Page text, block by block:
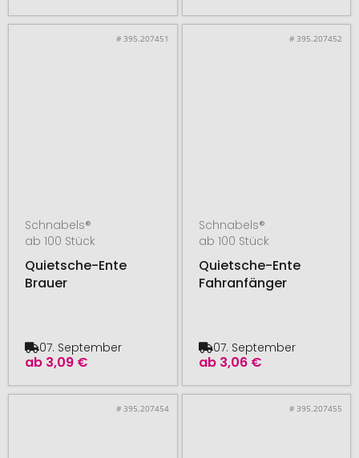
# 395.207451
Schnabels®
ab 100 Stück
Quietsche-Ente
Brauer
ab 3,09 €
07. September
# 395.207452
Schnabels®
ab 100 Stück
Quietsche-Ente
Fahranfänger
ab 3,06 €
07. September
# 395.207454 # 395.207455